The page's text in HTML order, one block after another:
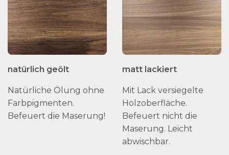
natürlich geölt
Natürliche Ölung ohne
Farbpigmenten.
Befeuert die Maserung!
matt lackiert
Mit Lack versiegelte
Holzoberfläche.
Befeuert nicht die
Maserung. Leicht
abwischbar.